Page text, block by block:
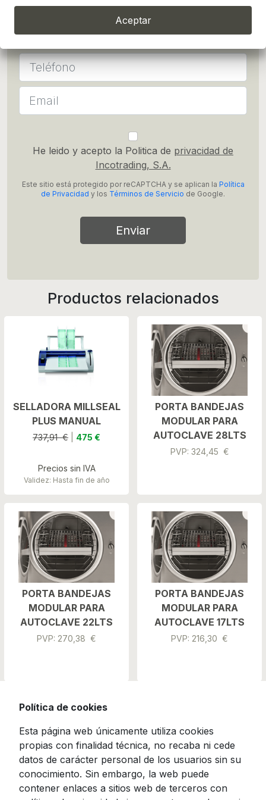
He leido y acepto la Politica de privacidad de
Incotrading, S.A.
Este sitio está protegido por reCAPTCHA y se aplican la Política
de Privacidad y los Términos de Servicio de Google.
Enviar
Productos relacionados
SELLADORA MILLSEAL
PLUS MANUAL
737,91 € 475 €
Precios sin IVA
Validez: Hasta fin de año
PORTA BANDEJAS
MODULAR PARA
AUTOCLAVE 28LTS
PVP: 324,45 €
PORTA BANDEJAS
MODULAR PARA
AUTOCLAVE 22LTS
PVP: 270,38 €
PORTA BANDEJAS
MODULAR PARA
AUTOCLAVE 17LTS
PVP: 216,30 €
Política de cookies
Esta página web únicamente utiliza cookies
propias con finalidad técnica, no recaba ni cede
datos de carácter personal de los usuarios sin su
conocimiento. Sin embargo, la web puede
contener enlaces a sitios web de terceros con
Aceptar